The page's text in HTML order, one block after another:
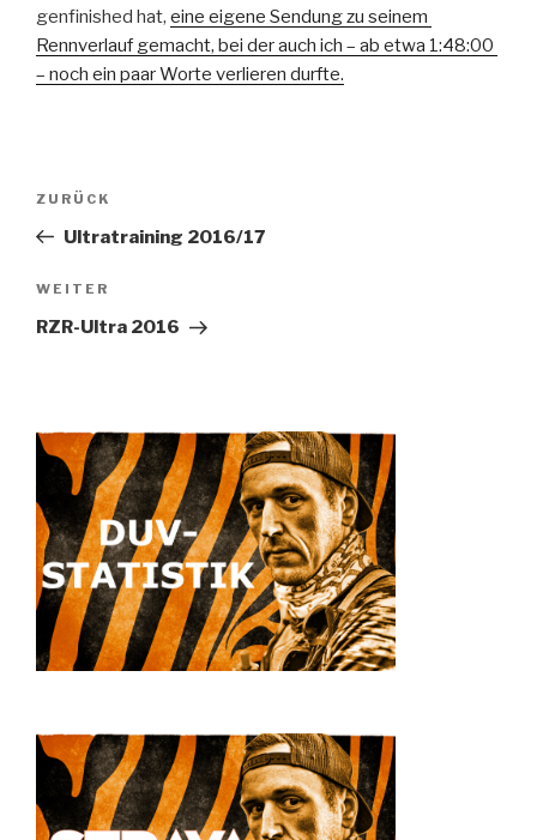
genfinished hat, eine eigene Sendung zu seinem
Rennverlauf gemacht, bei der auch ich – ab etwa 1:48:00
– noch ein paar Worte verlieren durfte.
Beitragsnavigation
Vorheriger
Beitrag
ZURÜCK
Ultratraining 2016/17
Nächster
Beitrag
WEITER
RZR-Ultra 2016